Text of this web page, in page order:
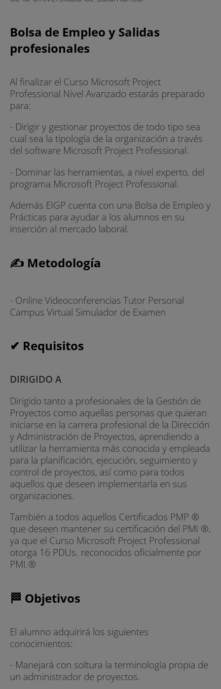
Bolsa de Empleo y Salidas
profesionales
Al finalizar el Curso Microsoft Project
Professional Nivel Avanzado estarás preparado
para:
- Dirigir y gestionar proyectos de todo tipo sea
cual sea la tipología de la organización a través
del software Microsoft Project Professional.
- Dominar las herramientas, a nivel experto, del
programa Microsoft Project Professional.
Además EIGP cuenta con una Bolsa de Empleo y
Prácticas para ayudar a los alumnos en su
inserción al mercado laboral.
✍ Metodología
- Online Videoconferencias Tutor Personal
Campus Virtual Simulador de Examen
✔ Requisitos
DIRIGIDO A
Dirigido tanto a profesionales de la Gestión de
Proyectos como aquellas personas que quieran
iniciarse en la carrera profesional de la Dirección
y Administración de Proyectos, aprendiendo a
utilizar la herramienta más conocida y empleada
para la planificación, ejecución, seguimiento y
control de proyectos, así como para todos
aquellos que deseen implementarla en sus
organizaciones.
También a todos aquellos Certificados PMP ®
que deseen mantener su certificación del PMI ®,
ya que el Curso Microsoft Project Professional
otorga 16 PDUs. reconocidos oficialmente por
PMI.®
🏁 Objetivos
El alumno adquirirá los siguientes
conocimientos:
- Manejará con soltura la terminología propia de
un administrador de proyectos.